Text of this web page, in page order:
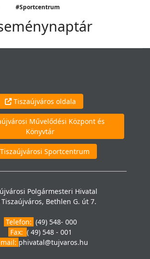
#Sportcentrum
Tiszaújváros oldala
Művelődési Központ és
Könyvtár
Sportcentrum
Polgármesteri Hivatal
Tiszaújváros, Bethlen G. út 7.
Telefon: (49) 548- 000
Fax: ( 49) 548 - 001
phivatal@tujvaros.hu